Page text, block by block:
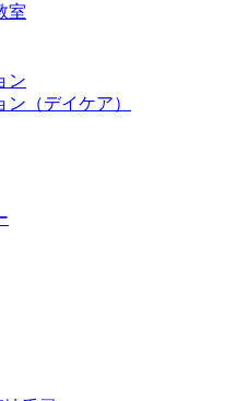
室
ン
（デイケア）